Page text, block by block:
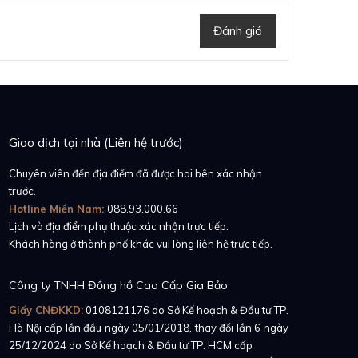
Đánh giá
Giao dịch tại nhà (Liên hệ trước)
Chuyên viên đến địa điểm đã được hai bên xác nhận
trước.
Hotline Miền Nam: 088.93.000.66
Lịch và địa điểm phụ thuộc xác nhận trực tiếp.
Khách hàng ở thành phố khác vui lòng liên hệ trực tiếp.
Công ty TNHH Đồng hồ Cao Cấp Gia Bảo
Giấy CNĐKKD:0108121176 do Sở Kế hoạch & Đầu tư TP.
Hà Nội cấp lần đầu ngày 05/01/2018, thay đổi lần 6 ngày
25/12/2024 do Sở Kế hoạch & Đầu tư TP. HCM cấp